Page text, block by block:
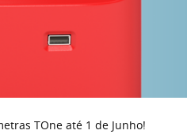
TOne até 1 de Junho!